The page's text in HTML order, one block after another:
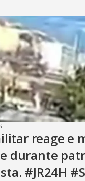
reage e
durante
#JR24H